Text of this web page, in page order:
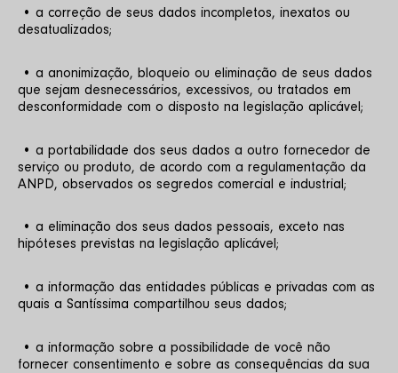
• a correção de seus dados incompletos, inexatos ou
desatualizados;
• a anonimização, bloqueio ou eliminação de seus dados
que sejam desnecessários, excessivos, ou tratados em
desconformidade com o disposto na legislação aplicável;
• a portabilidade dos seus dados a outro fornecedor de
serviço ou produto, de acordo com a regulamentação da
ANPD, observados os segredos comercial e industrial;
• a eliminação dos seus dados pessoais, exceto nas
hipóteses previstas na legislação aplicável;
• a informação das entidades públicas e privadas com as
quais a Santíssima compartilhou seus dados;
• a informação sobre a possibilidade de você não
fornecer consentimento e sobre as consequências da sua